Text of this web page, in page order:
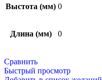
Выстота (мм) 0
Длина (мм) 0
Сравнить
Быстрый просмотр